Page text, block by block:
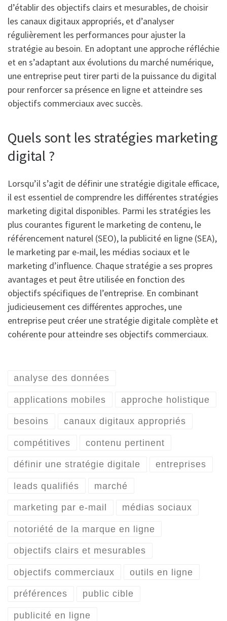
d’établir des objectifs clairs et mesurables, de choisir
les canaux digitaux appropriés, et d’analyser
régulièrement les performances pour ajuster la
stratégie au besoin. En adoptant une approche réfléchie
et en s’adaptant aux évolutions du marché numérique,
une entreprise peut tirer parti de la puissance du digital
pour renforcer sa présence en ligne et atteindre ses
objectifs commerciaux avec succès.
Quels sont les stratégies marketing
digital ?
Lorsqu’il s’agit de définir une stratégie digitale efficace,
il est essentiel de comprendre les différentes stratégies
marketing digital disponibles. Parmi les stratégies les
plus courantes figurent le marketing de contenu, le
référencement naturel (SEO), la publicité en ligne (SEA),
le marketing par e-mail, les médias sociaux et le
marketing d’influence. Chaque stratégie a ses propres
avantages et peut être utilisée en fonction des
objectifs spécifiques de l’entreprise. En combinant
judicieusement ces différentes approches, une
entreprise peut créer une stratégie digitale complète et
cohérente pour atteindre ses objectifs commerciaux.
analyse des données
applications mobiles approche holistique
besoins canaux digitaux appropriés
compétitives contenu pertinent
définir une stratégie digitale entreprises
leads qualifiés marché
marketing par e-mail médias sociaux
notoriété de la marque en ligne
objectifs clairs et mesurables
objectifs commerciaux outils en ligne
préférences public cible
publicité en ligne